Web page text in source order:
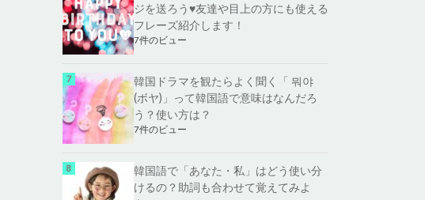
ジを送ろう♥友達や目上の方にも使える
フレーズ紹介します！
7件のビュー
韓国ドラマを観たらよく聞く「 뭐야
(ボヤ)」って韓国語で意味はなんだろ
う？使い方は？
7件のビュー
韓国語で「あなた・私」はどう使い分
けるの？助詞も合わせて覚えてみよ